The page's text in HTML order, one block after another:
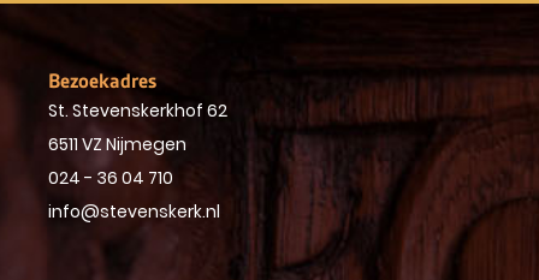
Bezoekadres
St. Stevenskerkhof 62
6511 VZ Nijmegen
024 - 36 04 710
info@stevenskerk.nl